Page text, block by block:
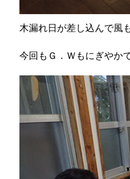
木漏れ日が差し込んで風
今回もＧ．Ｗもにぎやか